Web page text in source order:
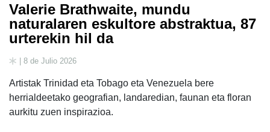
Valerie Brathwaite, mundu
naturalaren eskultore abstraktua, 87
urterekin hil da
| 8 de Julio 2026
Artistak Trinidad eta Tobago eta Venezuela bere
herrialdeetako geografian, landaredian, faunan eta floran
aurkitu zuen inspirazioa.